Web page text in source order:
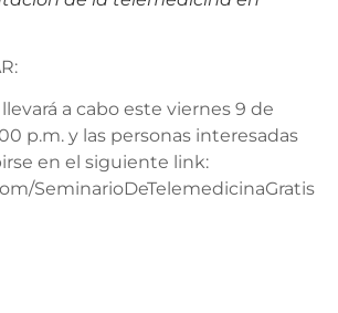
a cabo este viernes 9 de
p.m. y las personas interesadas
en el siguiente link:
SeminarioDeTelemedicinaGratis